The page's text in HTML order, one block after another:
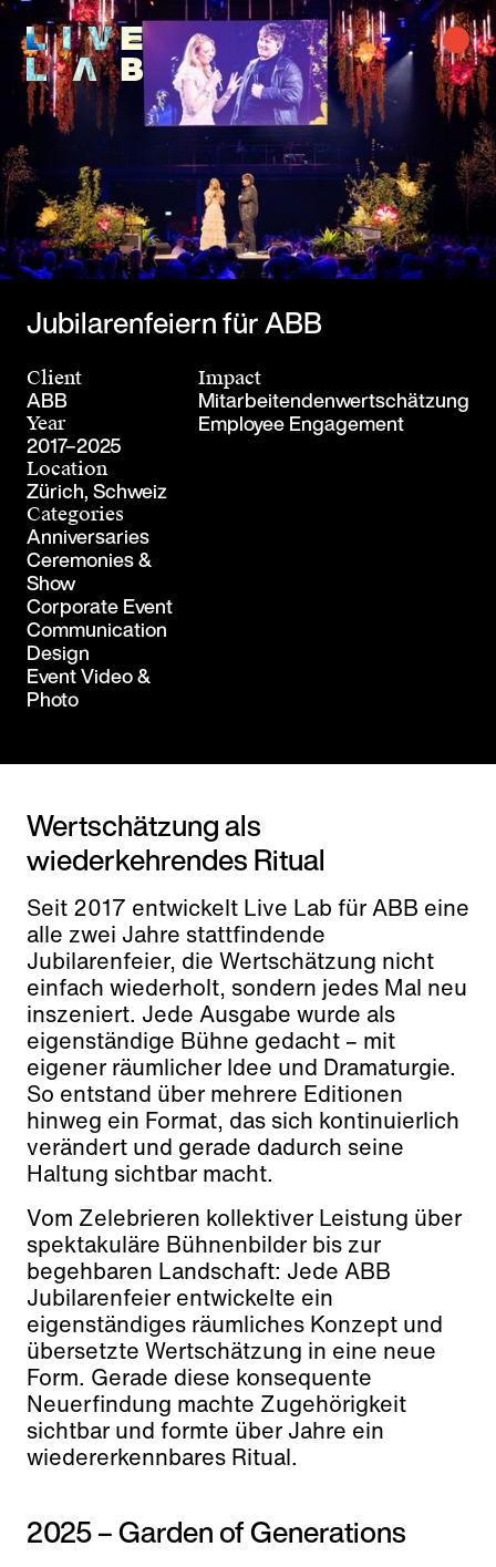
Jubilarenfeiern für ABB
Client
ABB
Year
2017–2025
Location
Zürich, Schweiz
Categories
Anniversaries
Ceremonies &
Show
Corporate Event
Communication
Design
Event Video &
Photo
Impact
Mitarbeitendenwertschätzung
Employee Engagement
Wertschätzung als
wiederkehrendes Ritual
Seit 2017 entwickelt Live Lab für ABB eine
alle zwei Jahre stattfindende
Jubilarenfeier, die Wertschätzung nicht
einfach wiederholt, sondern jedes Mal neu
inszeniert. Jede Ausgabe wurde als
eigenständige Bühne gedacht – mit
eigener räumlicher Idee und Dramaturgie.
So entstand über mehrere Editionen
hinweg ein Format, das sich kontinuierlich
verändert und gerade dadurch seine
Haltung sichtbar macht.
Vom Zelebrieren kollektiver Leistung über
spektakuläre Bühnenbilder bis zur
begehbaren Landschaft: Jede ABB
Jubilarenfeier entwickelte ein
eigenständiges räumliches Konzept und
übersetzte Wertschätzung in eine neue
Form. Gerade diese konsequente
Neuerfindung machte Zugehörigkeit
sichtbar und formte über Jahre ein
wiedererkennbares Ritual.
2025 – Garden of Generations